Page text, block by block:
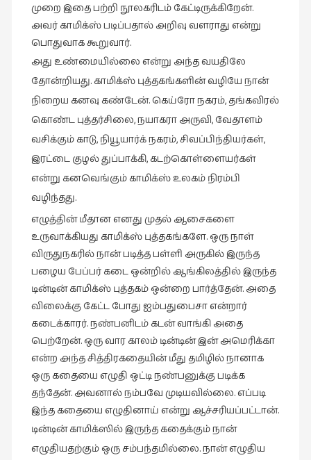
பரிந்துரைகள்
ஓவியங்கள்
ஓவியங்கள்
கட்டுரைகள்
கட்டுரைகள்
கதைகள்
செல்லும்
பாதை
கல்வி
கல்வி
கவிஞனும்
கவிதையும்
கவிதை
முறை இதை பற்றி நூலகரிடம் கேட்டிருக்கிறேன்.
அவர் காமிக்ஸ் படிப்பதால் அறிவு வளராது என்று
பொதுவாக கூறுவார்.
அது உண்மையில்லை என்று அந்த வயதிலே
தோன்றியது. காமிக்ஸ் புத்தகங்களின் வழியே நான்
நிறைய கனவு கண்டேன். கெய்ரோ நகரம், தங்கவிரல்
கொண்ட புத்தர்சிலை, நயாகரா அருவி, வேதாளம்
வசிக்கும் காடு, நியூயார்க் நகரம், சிவப்பிந்தியர்கள்,
இரட்டை குழல் துப்பாக்கி, கடற்கொள்ளையர்கள்
என்று கனவெங்கும் காமிக்ஸ் உலகம் நிரம்பி
வழிந்தது.
எழுத்தின் மீதான எனது முதல் ஆசைகளை
உருவாக்கியது காமிக்ஸ் புத்தகங்களே. ஒரு நாள்
விருதுநகரில் நான் படித்த பள்ளி அருகில் இருந்த
பழைய பேப்பர் கடை ஒன்றில் ஆங்கிலத்தில் இருந்த
டின்டின் காமிக்ஸ் புத்தகம் ஒன்றை பார்த்தேன். அதை
விலைக்கு கேட்ட போது ஐம்பதுபைசா என்றார்
கடைக்காரர். நண்பனிடம் கடன் வாங்கி அதை
பெற்றேன். ஒரு வார காலம் டின்டின் இன் அமெரிக்கா
என்ற அந்த சித்திரகதையின் மீது தமிழில் நானாக
ஒரு கதையை எழுதி ஒட்டி நண்பனுக்கு படிக்க
தந்தேன். அவனால் நம்பவே முடியவில்லை. எப்படி
இந்த கதையை எழுதினாய் என்று ஆச்சரியப்பட்டான்.
டின்டின் காமிக்ஸில் இருந்த கதைக்கும் நான்
எழுதியதற்கும் ஒரு சம்பந்தமில்லை. நான் எழுதிய